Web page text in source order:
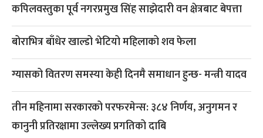
कपिलवस्तुका पूर्व नगरप्रमुख सिंह साझेदारी वन क्षेत्रबाट बेपत्ता
बोराभित्र बाँधेर खाल्डो भेटियो महिलाको शव फेला
ग्यासको वितरण समस्या केही दिनमै समाधान हुन्छ- मन्त्री यादव
तीन महिनामा सरकारको परफरमेन्स: ३८४ निर्णय, अनुगमन र
कानुनी प्रतिरक्षामा उल्लेख्य प्रगतिको दाबि